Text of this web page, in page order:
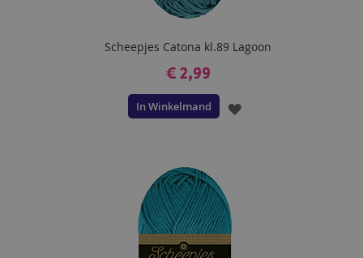
Scheepjes Catona kl.89 Lagoon
€ 2,99
In Winkelmand
VOEG